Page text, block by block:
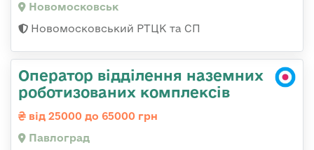
Новомосковськ
Новомосковський РТЦК та СП
Оператор відділення наземних
роботизованих комплексів
від 25000 до 65000 грн
Павлоград